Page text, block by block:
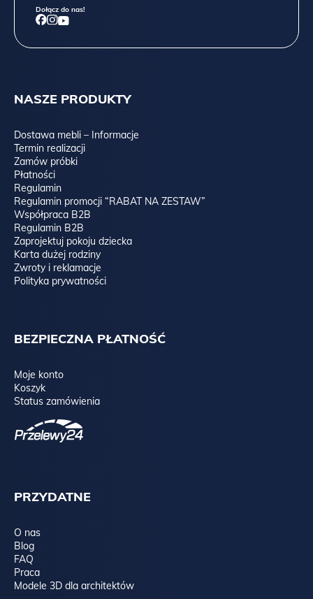
NASZE PRODUKTY
Dostawa mebli – Informacje
Termin realizacji
Zamów próbki
Płatności
Regulamin
Regulamin promocji “RABAT NA ZESTAW”
Współpraca B2B
Regulamin B2B
Zaprojektuj pokoju dziecka
Karta dużej rodziny
Zwroty i reklamacje
Polityka prywatności
BEZPIECZNA PŁATNOŚĆ
Moje konto
Koszyk
Status zamówienia
PRZYDATNE
O nas
Blog
FAQ
Praca
Modele 3D dla architektów
Dołącz do nas!